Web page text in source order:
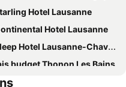
Hotel Lausanne
Hotel Lausanne
Hotel Lausanne-Chavannes
budget Thonon Les Bains
budget Lausanne Bussigny